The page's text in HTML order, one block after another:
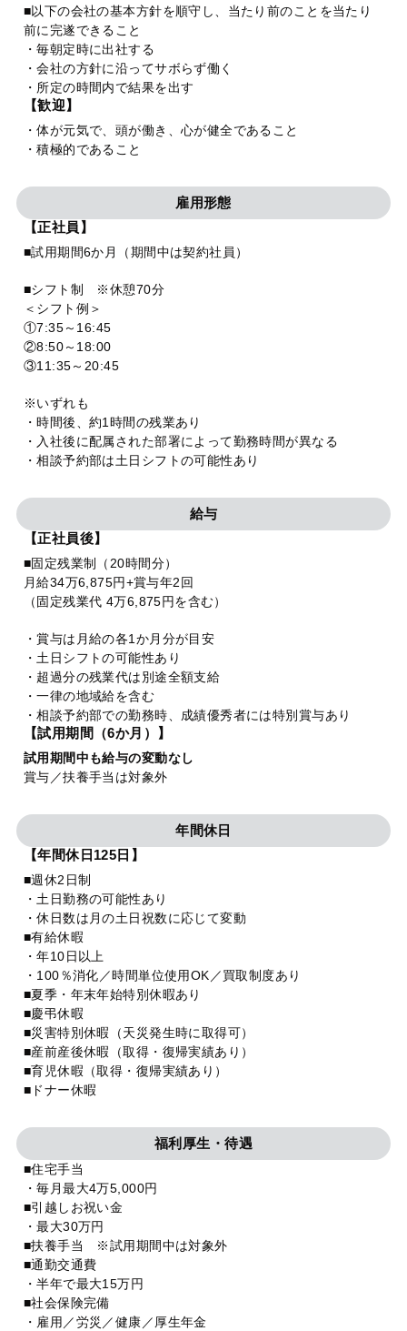
■以下の会社の基本方針を順守し、当たり前のことを当たり
前に完遂できること
・毎朝定時に出社する
・会社の方針に沿ってサボらず働く
・所定の時間内で結果を出す
【歓迎】
・体が元気で、頭が働き、心が健全であること
・積極的であること
雇用形態
【正社員】
■試用期間6か月（期間中は契約社員）
■シフト制 ※休憩70分
＜シフト例＞
①7:35～16:45
②8:50～18:00
③11:35～20:45
※いずれも
・時間後、約1時間の残業あり
・入社後に配属された部署によって勤務時間が異なる
・相談予約部は土日シフトの可能性あり
給与
【正社員後】
■固定残業制（20時間分）
月給34万6,875円+賞与年2回
（固定残業代 4万6,875円を含む）
・賞与は月給の各1か月分が目安
・土日シフトの可能性あり
・超過分の残業代は別途全額支給
・一律の地域給を含む
・相談予約部での勤務時、成績優秀者には特別賞与あり
【試用期間（6か月）】
試用期間中も給与の変動なし
賞与／扶養手当は対象外
年間休日
【年間休日125日】
■週休2日制
・土日勤務の可能性あり
・休日数は月の土日祝数に応じて変動
■有給休暇
・年10日以上
・100％消化／時間単位使用OK／買取制度あり
■夏季・年末年始特別休暇あり
■慶弔休暇
■災害特別休暇（天災発生時に取得可）
■産前産後休暇（取得・復帰実績あり）
■育児休暇（取得・復帰実績あり）
■ドナー休暇
福利厚生・待遇
■住宅手当
・毎月最大4万5,000円
■引越しお祝い金
・最大30万円
■扶養手当 ※試用期間中は対象外
■通勤交通費
・半年で最大15万円
■社会保険完備
・雇用／労災／健康／厚生年金